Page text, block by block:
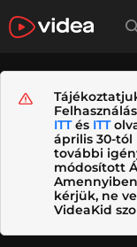
ITTés ITT
április 30-tól
további
módosított
kérjük, ne
VideaKid